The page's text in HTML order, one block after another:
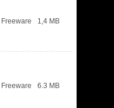
Freeware 1,4 MB
Freeware 6.3 MB